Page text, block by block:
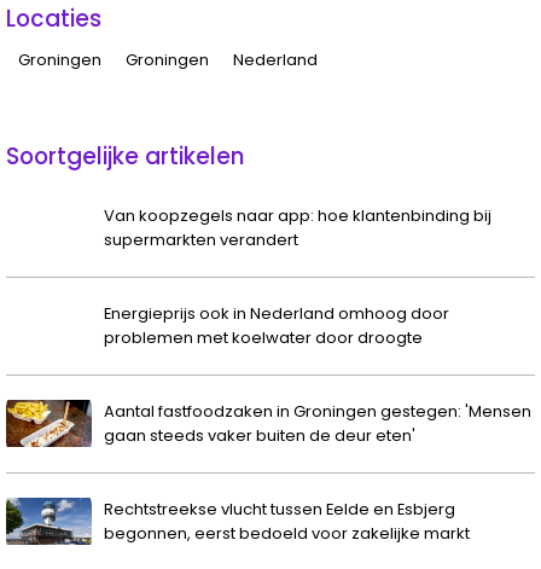
Locaties
Groningen Groningen Nederland
Soortgelijke artikelen
Van koopzegels naar app: hoe klantenbinding bij
supermarkten verandert
Energieprijs ook in Nederland omhoog door
problemen met koelwater door droogte
Aantal fastfoodzaken in Groningen gestegen: 'Mensen
gaan steeds vaker buiten de deur eten'
Rechtstreekse vlucht tussen Eelde en Esbjerg
begonnen, eerst bedoeld voor zakelijke markt